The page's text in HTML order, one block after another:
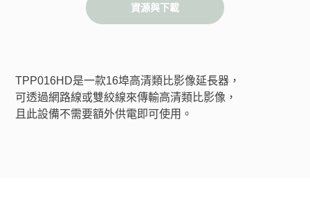
資源與下載
TPP016HD是一款16埠高清類比影像延長器，
可透過網路線或雙絞線來傳輸高清類比影像，
且此設備不需要額外供電即可使用。